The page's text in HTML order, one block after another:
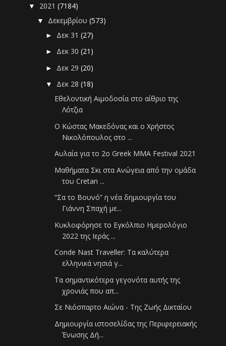
▼ 2021(7184)
▼ Δεκεμβρίου(573)
► Δεκ 31(27)
► Δεκ 30(21)
► Δεκ 29(20)
▼ Δεκ 28(18)
Εθελοντική Αιμοδοσία στο αίθριο της
Λότζια
Ο Κώστας Μακεδόνας και ο Χρήστος
Νικολόπουλος στο ...
Αυλαία για το 2ο Greek MMA Festival 2021
Μαθήματα Σκι στα Ανώγεια από την ομάδα
του Cretan ...
“Σα το Βουνό” η νέα δημιουργία του
Γιάννη Σπαχή με...
Kυκλοφόρησε το Εγκόλπιο Ημερολόγιο
2022 της Ιεράς ...
Conde Nast Traveller: Τα καλύτερα
ελληνικά νησιά γ...
Τα σημαντικότερα γεγονότα αυτής της
χρονιάς που απ...
Σε Νιόσπαρτο Αιώνα - Της Ζωής Δικταίου
Δημιουργία ιστοσελίδας της Περιφερειακής
Ένωσης Δή...